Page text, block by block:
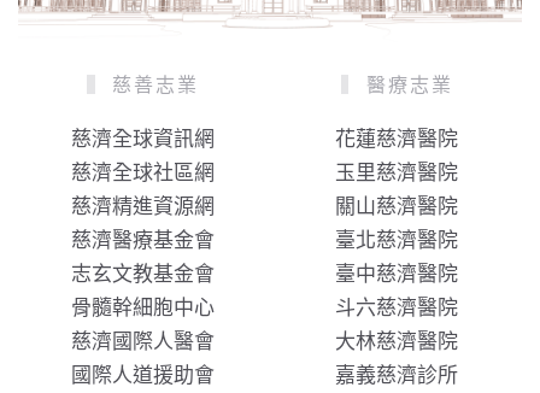
慈善志業
慈濟全球資訊網
慈濟全球社區網
慈濟精進資源網
慈濟醫療基金會
志玄文教基金會
骨髓幹細胞中心
慈濟國際人醫會
國際人道援助會
醫療志業
花蓮慈濟醫院
玉里慈濟醫院
關山慈濟醫院
臺北慈濟醫院
臺中慈濟醫院
斗六慈濟醫院
大林慈濟醫院
嘉義慈濟診所